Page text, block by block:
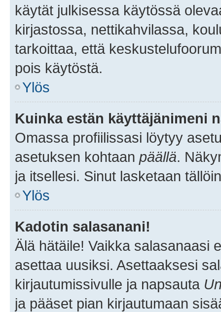
käytät julkisessa käytössä
kirjastossa, nettikahvilassa,
tarkoittaa, että
pois käytöstä.
Ylös
Kuinka estän käyttäjänimeni
Omassa profiilissasi löytyy
asetuksen kohtaan päällä.
ja itsellesi. Sinut lasketaan
Ylös
Kadotin salasanani!
Älä hätäile! Vaikka salasanaasi
asettaa uusiksi. Asettaaksesi
kirjautumissivulle ja napsauta
ja pääset pian kirjautumaan